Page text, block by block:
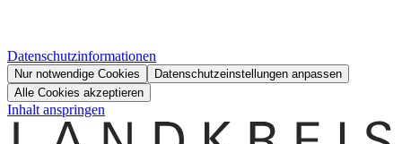
Datenschutzinformationen
Nur notwendige Cookies
Datenschutzeinstellungen anpassen
Alle Cookies akzeptieren
Inhalt anspringen